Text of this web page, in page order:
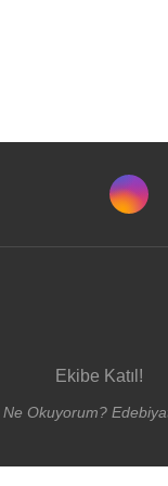
Ekibe Katıl!
Okuyorum?